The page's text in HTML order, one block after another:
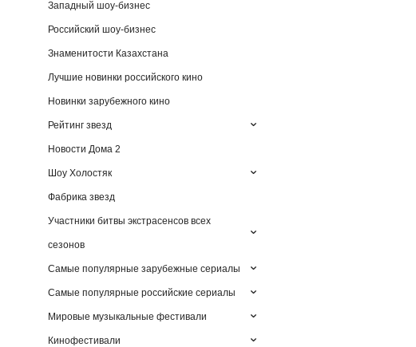
Западный шоу-бизнес
Российский шоу-бизнес
Знаменитости Казахстана
Лучшие новинки российского кино
Новинки зарубежного кино
Рейтинг звезд
Новости Дома 2
Шоу Холостяк
Фабрика звезд
Участники битвы экстрасенсов всех
сезонов
Самые популярные зарубежные сериалы
Самые популярные российские сериалы
Мировые музыкальные фестивали
Кинофестивали